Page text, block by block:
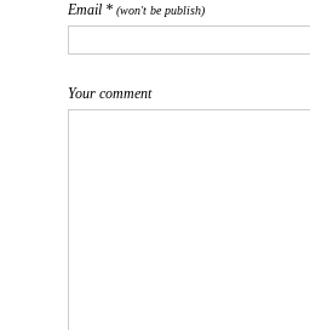
Email * (won't be publish)
Your comment